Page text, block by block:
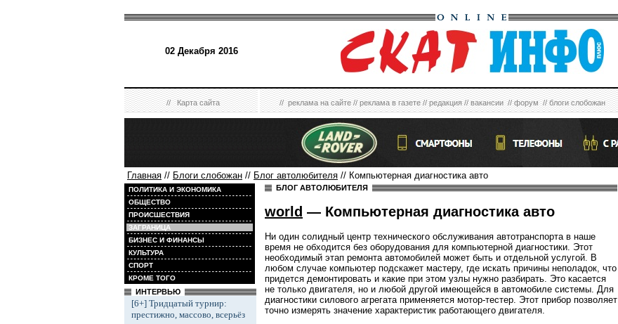
02 Декабря 2016
//Карта сайта //реклама на сайте//реклама в газете//редакция//вакансии//форум//блоги слобожан
Главная // Блоги слобожан // Блог автолюбителя // Компьютерная диагностика авто
ПОЛИТИКА И ЭКОНОМИКА
ОБЩЕСТВО
ПРОИСШЕСТВИЯ
ЗАГРАНИЦА
БИЗНЕС И ФИНАНСЫ
КУЛЬТУРА
СПОРТ
КРОМЕ ТОГО
ИНТЕРВЬЮ
[6+] Тридцатый турнир:
престижно, массово, всерьёз
БЛОГ АВТОЛЮБИТЕЛЯ
world — Компьютерная диагностика авто
Ни один солидный центр технического обслуживания автотранспорта в наше
время не обходится без оборудования для компьютерной диагностики. Этот
необходимый этап ремонта автомобилей может быть и отдельной услугой. В
любом случае компьютер подскажет мастеру, где искать причины неполадок, что
придется демонтировать и какие при этом узлы нужно разбирать. Это касается
не только двигателя, но и любой другой имеющейся в автомобиле системы. Для
диагностики силового агрегата применяется мотор-тестер. Этот прибор позволяет
точно измерять значение характеристик работающего двигателя.